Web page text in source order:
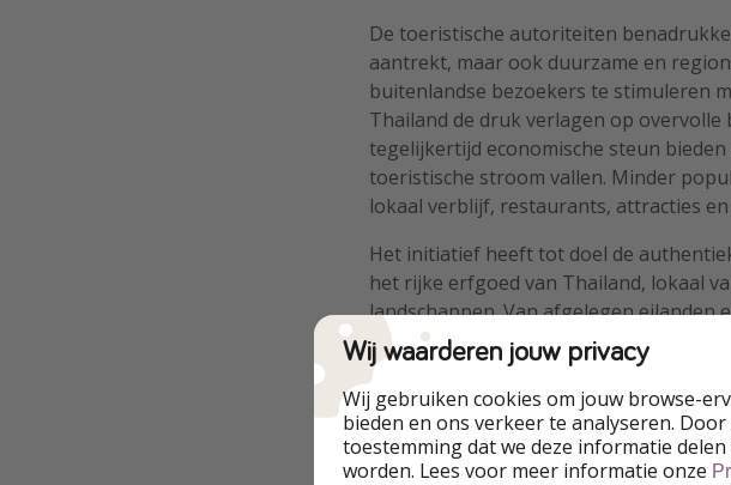
De toeristische autoriteiten
aantrekt, maar ook duurzame en
buitenlandse bezoekers te stimuleren
Thailand de druk verlagen op
tegelijkertijd economische steun
toeristische stroom vallen. Minder
lokaal verblijf, restaurants, attracties
Het initiatief heeft tot doel de
het rijke erfgoed van Thailand, lokaal
landschappen. Van afgelegen
– de gratis binnenlandse vluchten
overgeslagen plekken ontdekken. Dit
waarbij reizigers authentieke
Hoe werkt het?
Wij waarderen jouw privacy
Wij gebruiken cookies om jouw browse-
bieden en ons verkeer te analyseren.
toestemming dat we deze informatie
worden. Lees voor meer informatie onze